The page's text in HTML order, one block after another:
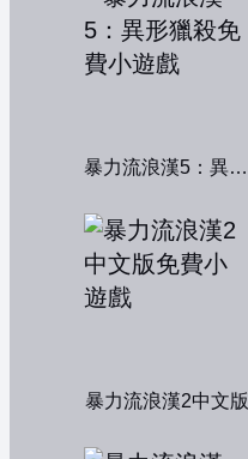
暴力流浪漢5：異形獵殺
暴力流浪漢2中文版